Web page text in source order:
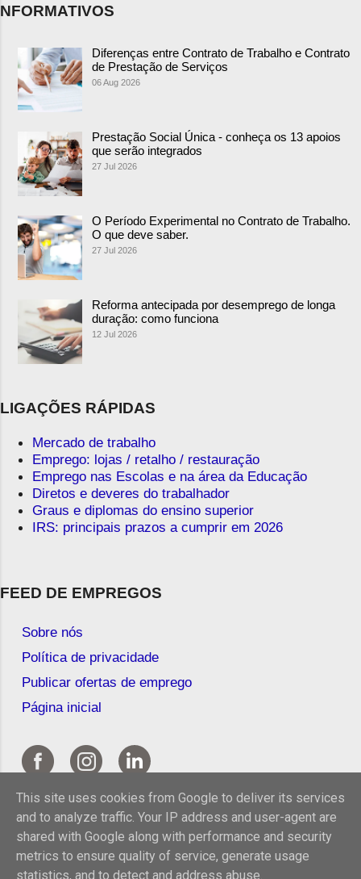
NFORMATIVOS
Diferenças entre Contrato de Trabalho e Contrato
de Prestação de Serviços
06 Aug 2026
Prestação Social Única - conheça os 13 apoios
que serão integrados
27 Jul 2026
O Período Experimental no Contrato de Trabalho.
O que deve saber.
27 Jul 2026
Reforma antecipada por desemprego de longa
duração: como funciona
12 Jul 2026
LIGAÇÕES RÁPIDAS
Mercado de trabalho
Emprego: lojas / retalho / restauração
Emprego nas Escolas e na área da Educação
Diretos e deveres do trabalhador
Graus e diplomas do ensino superior
IRS: principais prazos a cumprir em 2026
FEED DE EMPREGOS
Sobre nós
Política de privacidade
Publicar ofertas de emprego
Página inicial
This site uses cookies from Google to deliver its services
and to analyze traffic. Your IP address and user-agent are
shared with Google along with performance and security
metrics to ensure quality of service, generate usage
statistics, and to detect and address abuse.